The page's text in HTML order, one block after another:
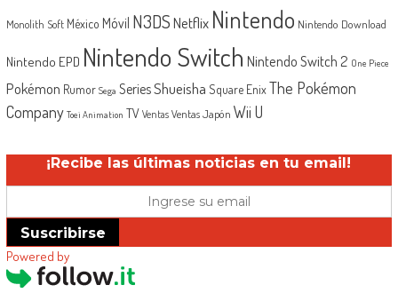
Monolith Soft México Móvil N3DSNetflix Nintendo Nintendo Download
Nintendo EPD Nintendo Switch Nintendo Switch 2 One Piece
Pokémon Rumor Sega SeriesShueisha Square EnixThe Pokémon
Company Toei Animation TV Ventas Ventas Japón Wii U
¡Recibe las últimas noticias en tu email!
Suscribirse
Powered by